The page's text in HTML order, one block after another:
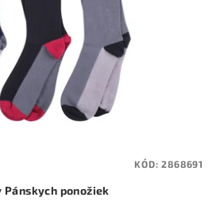
Pánskych ponožiek
KÓD:2868691